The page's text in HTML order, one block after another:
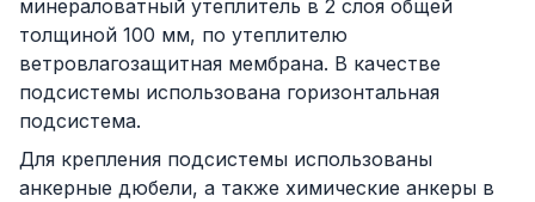
минераловатный утеплитель в 2 слоя общей
толщиной 100 мм, по утеплителю
ветровлагозащитная мембрана. В качестве
подсистемы использована горизонтальная
подсистема.
Для крепления подсистемы использованы
анкерные дюбели, а также химические анкеры в